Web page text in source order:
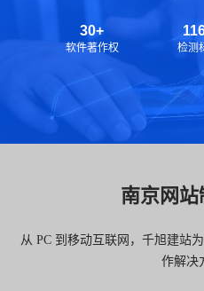
30+
软件著作权 检测
南京网
从 PC 到移动互联网，千旭建站
作解决